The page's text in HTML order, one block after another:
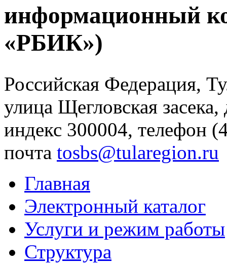
информационный
«РБИК»)
Российская Федерация,
улица Щегловская
индекс 300004, телефон
почта tosbs@tularegion.ru
Главная
Электронный каталог
Услуги и режим работы
Структура